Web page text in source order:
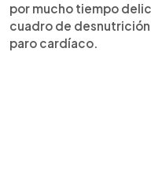
por mucho tiempo
cuadro de desnutrición
paro cardíaco.